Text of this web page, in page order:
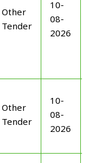
Other
Tender
10-
08-
2026
Other
Tender
10-
08-
2026